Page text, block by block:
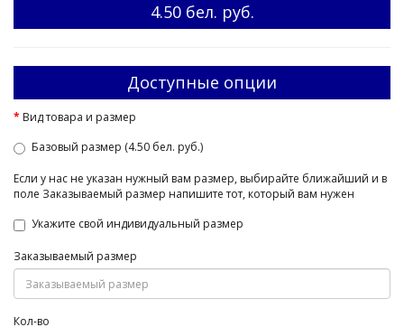
4.50 бел. руб.
Доступные опции
Вид товара и размер
Базовый размер (4.50 бел. руб.)
Если у нас не указан нужный вам размер, выбирайте ближайший и в
поле Заказываемый размер напишите тот, который вам нужен
Укажите свой индивидуальный размер
Заказываемый размер
Кол-во